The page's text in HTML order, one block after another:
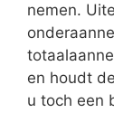
nemen.
en houdt
u toch een